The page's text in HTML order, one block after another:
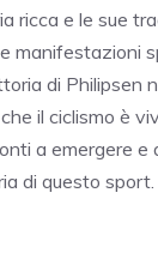
ricca e le sue
manifestazioni
di Philipsen
il ciclismo è
a emergere e
di questo sport.